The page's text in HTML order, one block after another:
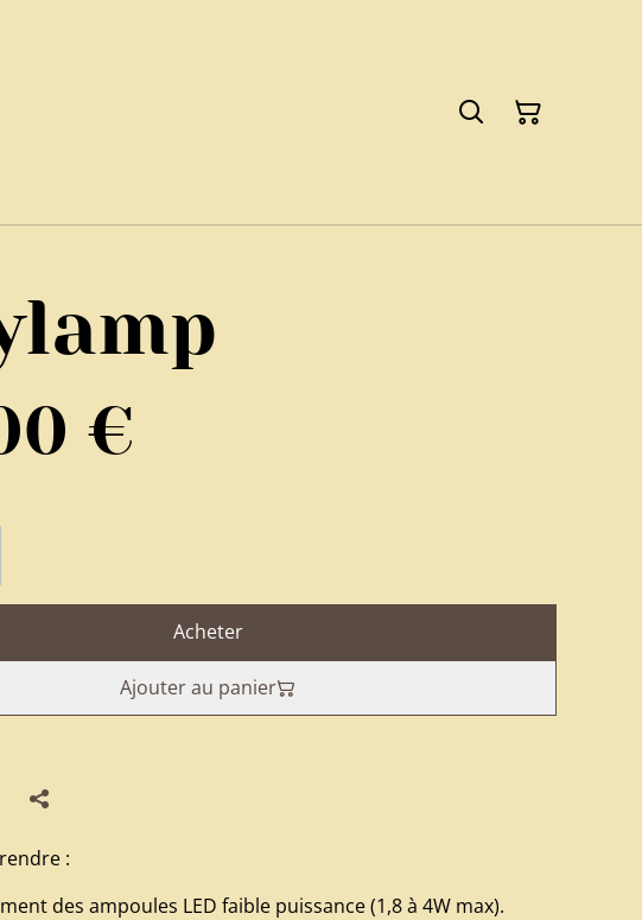
€
Acheter
Ajouter au panier
:
des ampoules LED faible puissance (1,8 à 4W max).